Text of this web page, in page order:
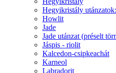
Hegyikristály
Howlit
Jade
Jade utánzat (préselt
Jáspis - riolit
Kalcedon-csipkeachát
Karneol
Labradorit